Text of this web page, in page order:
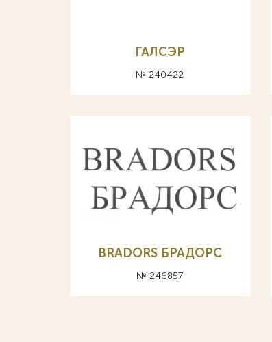
ГАЛСЭР
№ 240422
BRADORS БРАДОРС
№ 246857